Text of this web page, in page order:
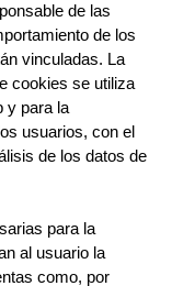
de las
de los
vinculadas. La
cookies se utiliza
y para la
usuarios, con el
de los datos de
para la
al usuario la
como, por